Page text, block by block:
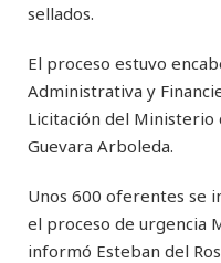
sellados.
El proceso estuvo
Administrativa y
Licitación del Ministerio
Guevara Arboleda.
Unos 600 oferentes se
el proceso de urgencia
informó Esteban del